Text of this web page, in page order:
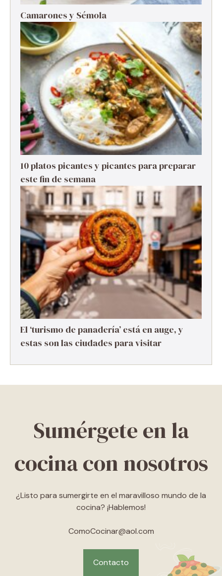
Camarones y Sémola
10 platos picantes y picantes para preparar
este fin de semana
El ‘turismo de panadería’ está en auge, y
estas son las ciudades para visitar
Sumérgete en la
cocina con nosotros
¿Listo para sumergirte en el maravilloso mundo de la
cocina? ¡Hablemos!
ComoCocinar@aol.com
Contacto